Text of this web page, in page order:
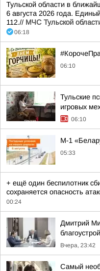
Тульской области в
6 августа 2026 года.
112.// МЧС Тульской
06:18
06:10
Тульские
игровых
06:10
М-1
05:33
+ ещё один беспилотник
сохраняется опасность
00:24
Дмитрий
Вчера, 23:42
Самый